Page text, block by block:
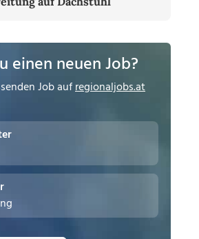
einen neuen Job?
Job aufregionaljobs.at